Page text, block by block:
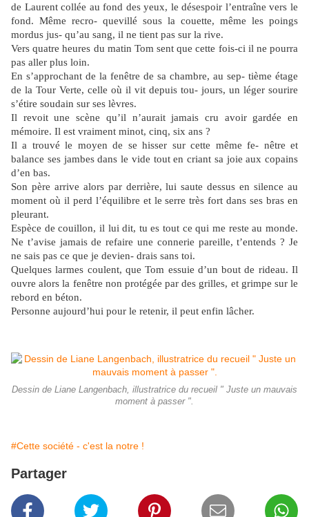
de Laurent collée au fond des yeux, le désespoir l’entraîne vers le
fond. Même recro- quevillé sous la couette, même les poings
mordus jus- qu’au sang, il ne tient pas sur la rive.
Vers quatre heures du matin Tom sent que cette fois-ci il ne pourra
pas aller plus loin.
En s’approchant de la fenêtre de sa chambre, au sep- tième étage
de la Tour Verte, celle où il vit depuis tou- jours, un léger sourire
s’étire soudain sur ses lèvres.
Il revoit une scène qu’il n’aurait jamais cru avoir gardée en
mémoire. Il est vraiment minot, cinq, six ans ?
Il a trouvé le moyen de se hisser sur cette même fe- nêtre et
balance ses jambes dans le vide tout en criant sa joie aux copains
d’en bas.
Son père arrive alors par derrière, lui saute dessus en silence au
moment où il perd l’équilibre et le serre très fort dans ses bras en
pleurant.
Espèce de couillon, il lui dit, tu es tout ce qui me reste au monde.
Ne t’avise jamais de refaire une connerie pareille, t’entends ? Je
ne sais pas ce que je devien- drais sans toi.
Quelques larmes coulent, que Tom essuie d’un bout de rideau. Il
ouvre alors la fenêtre non protégée par des grilles, et grimpe sur le
rebord en béton.
Personne aujourd’hui pour le retenir, il peut enfin lâcher.
Dessin de Liane Langenbach, illustratrice du recueil " Juste un mauvais
moment à passer ".
#Cette société - c'est la notre !
Partager